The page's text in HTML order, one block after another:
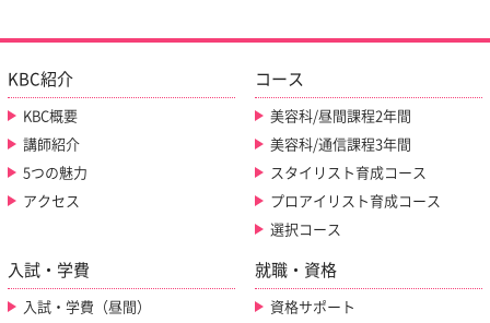
KBC紹介
KBC概要
講師紹介
5つの魅力
アクセス
コース
美容科/昼間課程2年間
美容科/通信課程3年間
スタイリスト育成コース
プロアイリスト育成コース
選択コース
入試・学費
入試・学費（昼間）
就職・資格
資格サポート